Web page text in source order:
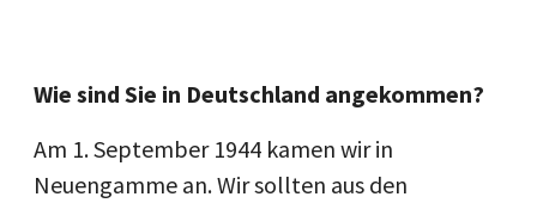
Wie sind Sie in Deutschland angekommen?
Am 1. September 1944 kamen wir in
Neuengamme an. Wir sollten aus den